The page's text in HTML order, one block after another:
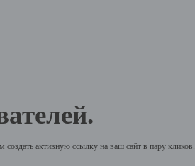
активную ссылку на ваш сайт в пару кликов.